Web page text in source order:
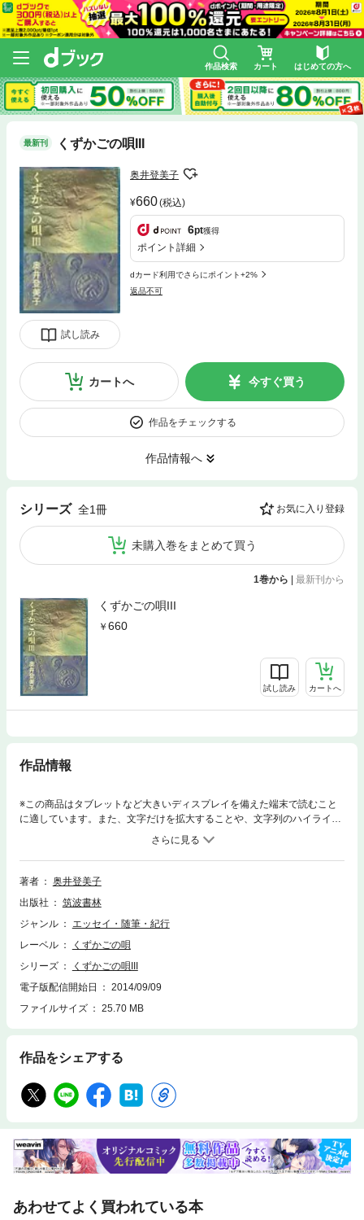
作品検索 カート はじめての方へ
最新刊 くずかごの唄III
試し読み
奥井登美子
660(税込)
6pt獲得
ポイント詳細
dカード利用でさらにポイント+2%
返品不可
カートへ 今すぐ買う
作品をチェックする
作品情報へ
シリーズ 全1冊 お気に入り登録
未購入巻をまとめて買う
1巻から | 最新刊から
くずかごの唄III
660
試し読み カートへ
作品情報
※この商品はタブレットなど大きいディスプレイを備えた端末で読むこと
に適しています。また、文字だけを拡大することや、文字列のハイライ
ト、検索、辞書の参照、引用などの機能が使用できません。街の薬剤師・
練達の主婦業・地域活動がとけあってかもしだすエッセイの組曲。日常の
中から軽妙なユーモア、ゆかしい知恵など心あたたまる。
著者
奥井登美子
出版社
筑波書林
ジャンル
エッセイ・随筆・紀行
レーベル
くずかごの唄
シリーズ
くずかごの唄III
電子版配信開始日
2014/09/09
ファイルサイズ
25.70 MB
作品をシェアする
あわせてよく買われている本